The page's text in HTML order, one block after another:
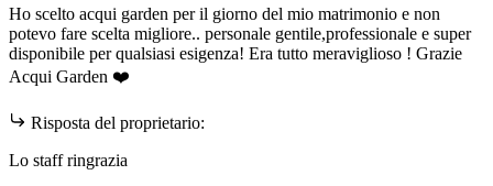
Ho scelto acqui garden per il giorno del mio matrimonio e non
potevo fare scelta migliore.. personale gentile,professionale e super
disponibile per qualsiasi esigenza! Era tutto meraviglioso ! Grazie
Acqui Garden ❤️
Risposta del proprietario:
Lo staff ringrazia